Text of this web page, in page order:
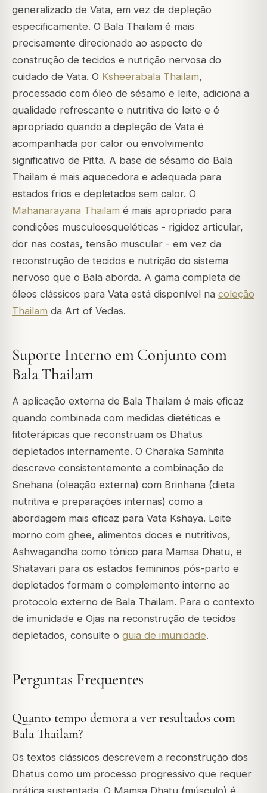
generalizado de Vata, em vez de depleção
especificamente. O Bala Thailam é mais
precisamente direcionado ao aspecto de
construção de tecidos e nutrição nervosa do
cuidado de Vata. O Ksheerabala Thailam,
processado com óleo de sésamo e leite, adiciona a
qualidade refrescante e nutritiva do leite e é
apropriado quando a depleção de Vata é
acompanhada por calor ou envolvimento
significativo de Pitta. A base de sésamo do Bala
Thailam é mais aquecedora e adequada para
estados frios e depletados sem calor. O
Mahanarayana Thailam é mais apropriado para
condições musculoesqueléticas - rigidez articular,
dor nas costas, tensão muscular - em vez da
reconstrução de tecidos e nutrição do sistema
nervoso que o Bala aborda. A gama completa de
óleos clássicos para Vata está disponível na coleção
Thailam da Art of Vedas.
Suporte Interno em Conjunto com
Bala Thailam
A aplicação externa de Bala Thailam é mais eficaz
quando combinada com medidas dietéticas e
fitoterápicas que reconstruam os Dhatus
depletados internamente. O Charaka Samhita
descreve consistentemente a combinação de
Snehana (oleação externa) com Brinhana (dieta
nutritiva e preparações internas) como a
abordagem mais eficaz para Vata Kshaya. Leite
morno com ghee, alimentos doces e nutritivos,
Ashwagandha como tónico para Mamsa Dhatu, e
Shatavari para os estados femininos pós-parto e
depletados formam o complemento interno ao
protocolo externo de Bala Thailam. Para o contexto
de imunidade e Ojas na reconstrução de tecidos
depletados, consulte o guia de imunidade.
Perguntas Frequentes
Quanto tempo demora a ver resultados com
Bala Thailam?
Os textos clássicos descrevem a reconstrução dos
Dhatus como um processo progressivo que requer